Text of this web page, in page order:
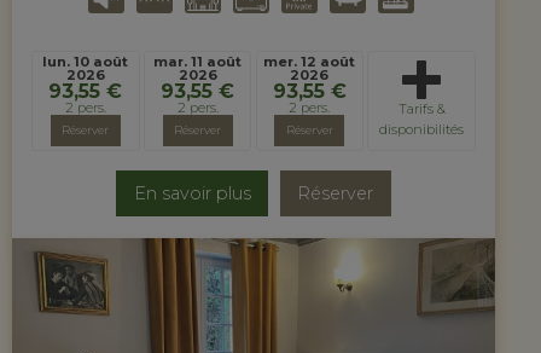
lun. 10 août
2026
93,55 €
2 pers.
Réserver
mar. 11 août
2026
93,55 €
2 pers.
Réserver
mer. 12 août
2026
93,55 €
2 pers.
Réserver
Tarifs &
disponibilités
En savoir plus Réserver